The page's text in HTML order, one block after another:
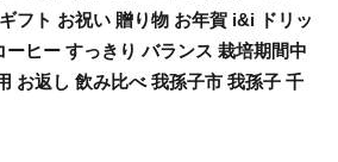
フト お祝い 贈り物 お年賀 i&i ドリッ
ヒー すっきり バランス 栽培期間中
お返し 飲み比べ 我孫子市 我孫子 千